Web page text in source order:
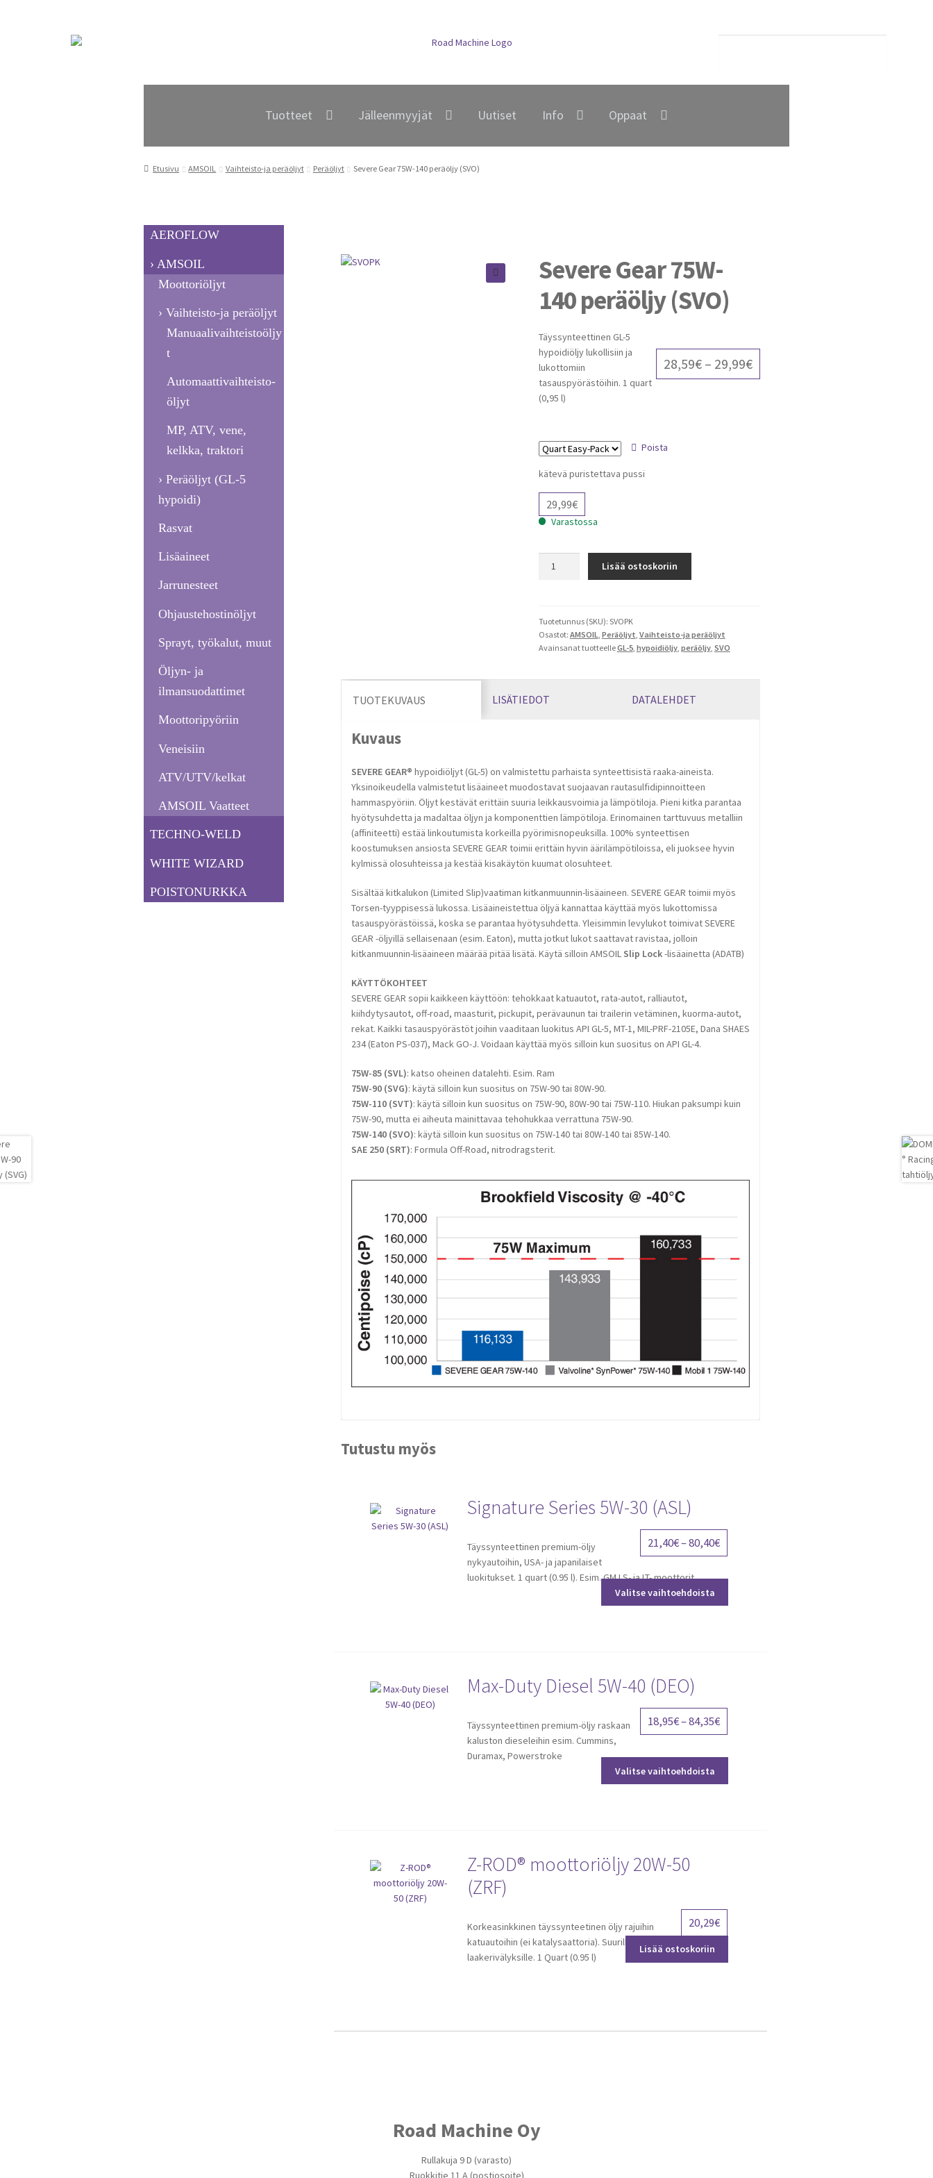
Tuotteet Jälleenmyyjät Uutiset Info Oppaat
Etusivu AMSOIL Vaihteisto-ja peräöljyt Peräöljyt Severe Gear 75W-140 peräöljy (SVO)
Severe Gear 75W-
140 peräöljy (SVO)
28,59€ – 29,99€Price
range:
Täyssynteettinen GL-5
hypoidiöljy lukollisiin ja
lukottomiin
tasauspyörästöihin. 1 quart
(0,95 l)
Poista
kätevä puristettava pussi
29,99€
Varastossa
peräöljy
(SVO)
määrä
Lisää ostoskoriin
Tuotetunnus (SKU): SVOPK
Osastot: AMSOIL Peräöljyt Vaihteisto-ja peräöljyt
Avainsanat tuotteelleGL-5, hypoidiöljy, peräöljy, SVO
TUOTEKUVAUS LISÄTIEDOT DATALEHDET
Kuvaus
SEVERE GEAR® hypoidiöljyt (GL-5) on valmistettu parhaista synteettisistä raaka-aineista.
Yksinoikeudella valmistetut lisäaineet muodostavat suojaavan rautasulfidipinnoitteen
hammaspyöriin. Öljyt kestävät erittäin suuria leikkausvoimia ja lämpötiloja. Pieni kitka parantaa
hyötysuhdetta ja madaltaa öljyn ja komponenttien lämpötiloja. Erinomainen tarttuvuus metalliin
(affiniteetti) estää linkoutumista korkeilla pyörimisnopeuksilla. 100% synteettisen
koostumuksen ansiosta SEVERE GEAR toimii erittäin hyvin äärilämpötiloissa, eli juoksee hyvin
kylmissä olosuhteissa ja kestää kisakäytön kuumat olosuhteet.
Sisältää kitkalukon (Limited Slip)vaatiman kitkanmuunnin-lisäaineen. SEVERE GEAR toimii myös
Torsen-tyyppisessä lukossa. Lisäaineistettua öljyä kannattaa käyttää myös lukottomissa
tasauspyörästöissä, koska se parantaa hyötysuhdetta. Yleisimmin levylukot toimivat SEVERE
GEAR -öljyillä sellaisenaan (esim. Eaton), mutta jotkut lukot saattavat ravistaa, jolloin
kitkanmuunnin-lisäaineen määrää pitää lisätä. Käytä silloin AMSOIL Slip Lock-lisäainetta (ADATB)
KÄYTTÖKOHTEET
SEVERE GEAR sopii kaikkeen käyttöön: tehokkaat katuautot, rata-autot, ralliautot,
kiihdytysautot, off-road, maasturit, pickupit, perävaunun tai trailerin vetäminen, kuorma-autot,
rekat. Kaikki tasauspyörästöt joihin vaaditaan luokitus API GL-5, MT-1, MIL-PRF-2105E, Dana SHAES
234 (Eaton PS-037), Mack GO-J. Voidaan käyttää myös silloin kun suositus on API GL-4.
75W-85 (SVL): katso oheinen datalehti. Esim. Ram
75W-90 (SVG): käytä silloin kun suositus on 75W-90 tai 80W-90.
75W-110 (SVT): käytä silloin kun suositus on 75W-90, 80W-90 tai 75W-110. Hiukan paksumpi kuin
75W-90, mutta ei aiheuta mainittavaa tehohukkaa verrattuna 75W-90.
75W-140 (SVO): käytä silloin kun suositus on 75W-140 tai 80W-140 tai 85W-140.
SAE 250 (SRT): Formula Off-Road, nitrodragsterit.
Tutustu myös
Signature Series 5W-30 (ASL)
21,40€–80,40€Price
range:
21,40€
Valitse vaihtoehdoista
tuotteella
on
useampi
Täyssynteettinen premium-öljy
nykyautoihin, USA- ja japanilaiset
luokitukset. 1 quart (0.95 l). Esim. GM LS- ja LT- moottorit
Max-Duty Diesel 5W-40 (DEO)
18,95€–84,35€Price
range:
18,95€
Valitse vaihtoehdoista
tuotteella
on
useampi
Täyssynteettinen premium-öljy raskaan
kaluston dieseleihin esim. Cummins,
Duramax, Powerstroke
Z-ROD® moottoriöljy 20W-50
(ZRF)
20,29€
Lisää ostoskoriin
Korkeasinkkinen täyssynteetinen öljy rajuihin
katuautoihin (ei katalysaattoria). Suurille
laakerivälyksille. 1 Quart (0.95 l)
AEROFLOW
AMSOIL
Moottoriöljyt
Vaihteisto-ja peräöljyt
Manuaalivaihteistoöljy
t
Automaatti­vaihteisto­
öljyt
MP, ATV, vene,
kelkka, traktori
Peräöljyt (GL-5
hypoidi)
Rasvat
Lisäaineet
Jarrunesteet
Ohjaustehostinöljyt
Sprayt, työkalut, muut
Öljyn- ja
ilmansuodattimet
Moottoripyöriin
Veneisiin
ATV/UTV/kelkat
AMSOIL Vaatteet
TECHNO-WELD
WHITE WIZARD
POISTONURKKA
Road Machine Oy
Rullakuja 9 D (varasto)
Ruokkitie 11 A (postiosoite)